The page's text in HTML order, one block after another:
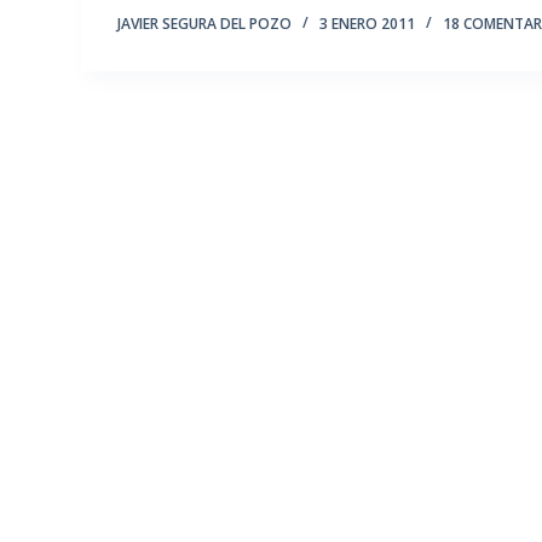
JAVIER SEGURA DEL POZO 3 ENERO 2011 18